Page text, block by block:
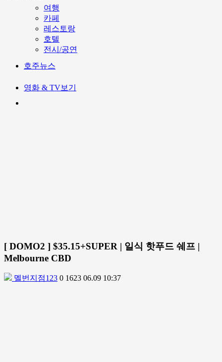
여행
카페
레스토랑
호텔
전시/공연
호주뉴스
영화 & TV보기
[ DOMO2 ] $35.15+SUPER | 일식 핫푸드 쉐프 |
Melbourne CBD
멜번지점123 0 1623 06.09 10:37